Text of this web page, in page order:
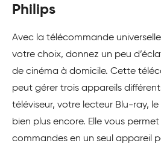
Philips
Avec la télécommande
votre choix, donnez un peu
de cinéma à domicile. Cette
peut gérer trois appareils
téléviseur, votre lecteur Blu-ray,
bien plus encore. Elle vous
commandes en un seul appareil